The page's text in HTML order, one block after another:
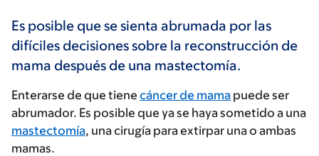
Es posible que se sienta abrumada por las
difíciles decisiones sobre la reconstrucción de
mama después de una mastectomía.
Enterarse de que tiene cáncer de mama puede ser
abrumador. Es posible que ya se haya sometido a una
mastectomía, una cirugía para extirpar una o ambas
mamas.